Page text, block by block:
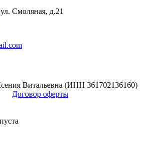
ул. Смоляная, д.21
Витальевна (ИНН 361702136160)
Договор оферты